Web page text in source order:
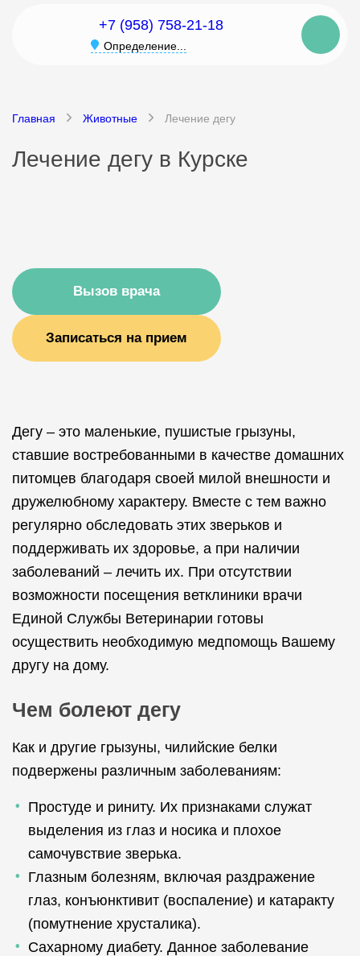
+7 (958) 758-21-18
Определение...
Главная Животные Лечение дегу
Лечение дегу в Курске
Вызов врача
Записаться на прием
Дегу – это маленькие, пушистые грызуны,
ставшие востребованными в качестве домашних
питомцев благодаря своей милой внешности и
дружелюбному характеру. Вместе с тем важно
регулярно обследовать этих зверьков и
поддерживать их здоровье, а при наличии
заболеваний – лечить их. При отсутствии
возможности посещения ветклиники врачи
Единой Службы Ветеринарии готовы
осуществить необходимую медпомощь Вашему
другу на дому.
Чем болеют дегу
Как и другие грызуны, чилийские белки
подвержены различным заболеваниям:
Простуде и риниту. Их признаками служат
выделения из глаз и носика и плохое
самочувствие зверька.
Глазным болезням, включая раздражение
глаз, конъюнктивит (воспаление) и катаракту
(помутнение хрусталика).
Сахарному диабету. Данное заболевание